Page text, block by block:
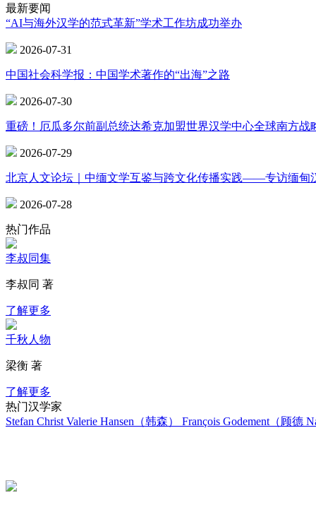
最新要闻
“AI与海外汉学的范式革新”学术工作坊成功举办
2026-07-31
中国社会科学报：中国学术著作的“出海”之路
2026-07-30
重磅！厄瓜多尔前副总统达希克加盟世界汉学中心全球南方战
2026-07-29
北京人文论坛｜中缅文学互鉴与跨文化传播实践——专访缅甸
2026-07-28
热门作品
李叔同集
李叔同 著
了解更多
千秋人物
梁衡 著
了解更多
热门汉学家
Stefan Christ Valerie Hansen（韩森） François Godement（顾德